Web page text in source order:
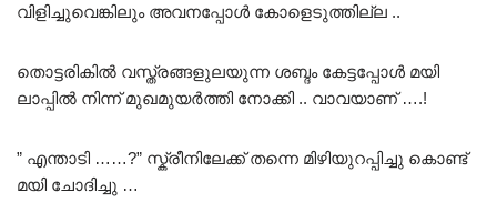
വിളിച്ചുവെങ്കിലും അവനപ്പോൾ കോളെടുത്തില്ല ..
തൊട്ടരികിൽ വസ്ത്രങ്ങളുലയുന്ന ശബ്ദം കേട്ടപ്പോൾ മയി
ലാപ്പിൽ നിന്ന് മുഖമുയർത്തി നോക്കി .. വാവയാണ് ….!
” എന്താടി ……?” സ്ക്രീനിലേക്ക് തന്നെ മിഴിയുറപ്പിച്ചു കൊണ്ട്
മയി ചോദിച്ചു …